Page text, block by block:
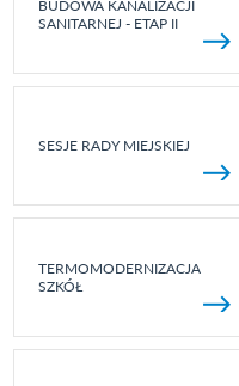
BUDOWA KANALIZACJI
SANITARNEJ - ETAP II
SESJE RADY MIEJSKIEJ
TERMOMODERNIZACJA
SZKÓŁ